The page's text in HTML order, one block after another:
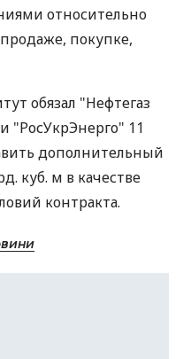
относительно
покупке,
обязал "Нефтегаз
"РосУкрЭнерго" 11
дополнительный
куб. м в качестве
контракта.